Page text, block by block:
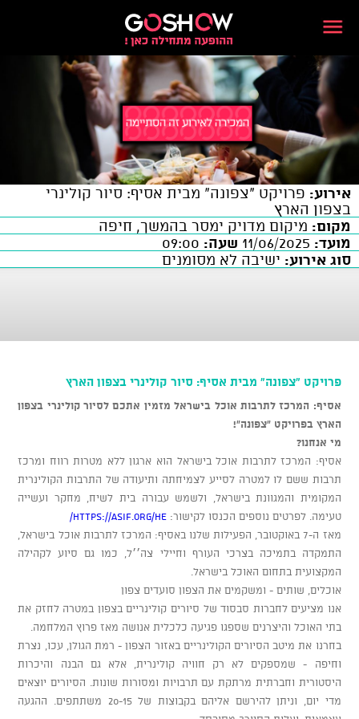
אירוע: פרויקט "צפונה" מבית אסיף: סיור קולינרי
בצפון הארץ
מקום: מיקום מדויק ימסר בהמשך, חיפה
מועד:
שעה:
סוג אירוע: ישיבה לא מסומנים
פרויקט "צפונה" מבית אסיף: סיור קולינרי בצפון הארץ
אסיף: המרכז לתרבות אוכל בישראל מזמין אתכם לסיור קולינרי בצפון
הארץ בפרויקט "צפונה"!
מי אנחנו?
אסיף: המרכז לתרבות אוכל בישראל הוא ארגון ללא מטרות רווח ומרכז
תרבות ששם לו למטרה לסייע לצמיחתה ותיעודה של התרבות הקולינרית
המקומית והמגוונת בישראל, ולשמש עבורה בית לשיח, מחקר ועשייה
טעימה. לפרטים נוספים הכנסו לקישור:https://asif.org/he/
מאז ה-7 באוקטובר, הפעילות שלנו באסיף: המרכז לתרבות אוכל בישראל,
התמקדה בתמיכה בצרכי העורף וחיילי צה׳׳ל, כמו גם סיוע לקהילה
המקצועית בתחום האוכל בישראל.
אוכלים, שותים - ומשקמים את הצפון סועדים צפון
אנו מציעים לחברות סבסוד של סיורים קולינריים בצפון במטרה לחזק את
בתי האוכל והיצרנים שספגו פגיעה כלכלית אנושה מאז פרוץ המלחמה.
בחרנו את מיטב הסיורים הקולינריים באזור הצפון - רמת הגולן, עכו, נצרת
וחיפה - שמספקים לא רק חוויה קולינרית, אלא גם הבנה והיכרות
היסטורית וחברתית מרתקת עם תרבויות ומסורות שונות. הסיורים יוצאים
מדי יום, וניתן להירשם אליהם בקבוצות של 20-15 משתתפים. ההגעה